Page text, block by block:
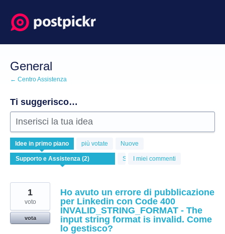
Salta
al
contenuto
General
← Centro Assistenza
Ti suggerisco…
Inserisci la tua idea
Idee in primo piano più votate Nuove
StatoI miei commenti
risultati
trovati
Ho avuto un errore di pubblicazione
per Linkedin con Code 400
INVALID_STRING_FORMAT - The
input string format is invalid. Come
lo gestisco?
1
voto
vota